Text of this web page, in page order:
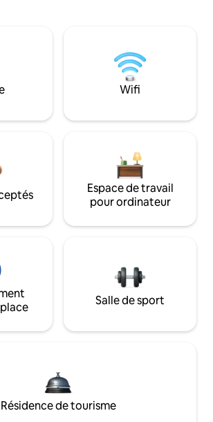
Wifi
Espace de travail
pour ordinateur
Salle de sport
Résidence de tourisme